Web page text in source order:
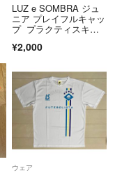
LUZ e SOMBRA ジュ
ニア プレイフルキャッ
プ プラクティスキャ
イソンブラ
¥2,000
ウェア